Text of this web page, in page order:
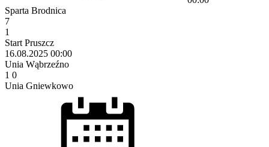
Sparta Brodnica
7
1
Start Pruszcz
16.08.2025 00:00
Unia Wąbrzeźno
1 0
Unia Gniewkowo